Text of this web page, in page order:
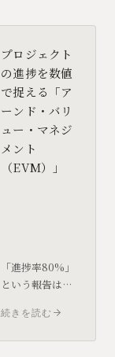
プロジェクト
の進捗を数値
で捉える「ア
ーンド・バリ
ュー・マネジ
メント
（EVM）」
「進捗率80%」
という報告は、
でしょうか？コ
続きを読む